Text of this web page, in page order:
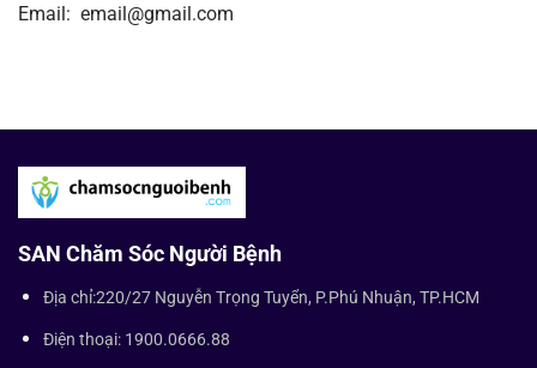
Email: email@gmail.com
SAN Chăm Sóc Người Bệnh
Địa chỉ:220/27 Nguyễn Trọng Tuyển, P.Phú Nhuận, TP.HCM
Điện thoại: 1900.0666.88